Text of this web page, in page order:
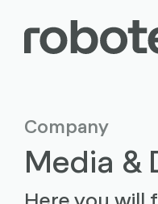
Company
Media &